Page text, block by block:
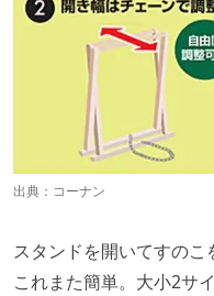
出典： コーナン
スタンドを開いてすの
これまた簡単。大小2サ